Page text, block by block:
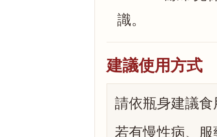
識。
建議使用方式
請依瓶身建議
若有慢性病、